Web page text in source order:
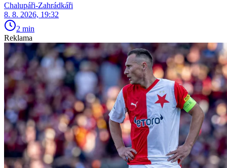
Chalupáři-Zahrádkáři
8. 8. 2026, 19:32
2 min
Reklama